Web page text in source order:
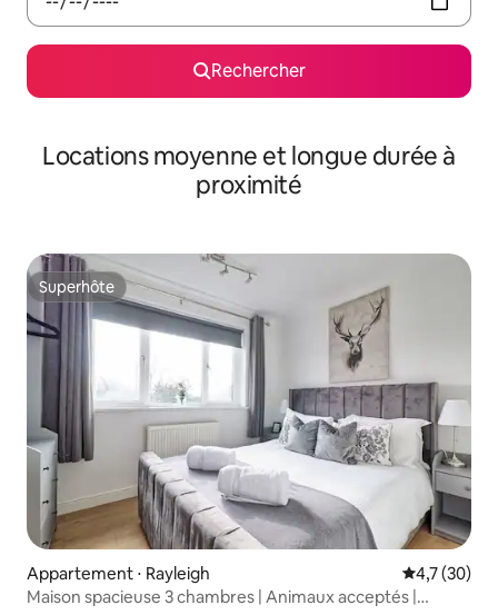
Rechercher
Locations moyenne et longue durée à
proximité
Superhôte
Superhôte
Appartement ⋅ Rayleigh Évaluation
4,7 (30)
Maison spacieuse 3 chambres | Animaux acceptés |